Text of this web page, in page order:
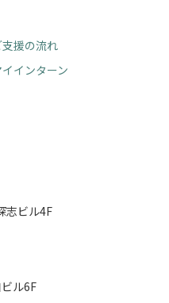
支援の流れ
イインターン
志ビル4F
ル6F